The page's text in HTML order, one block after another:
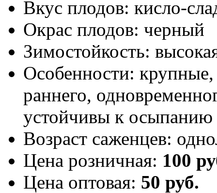
Вкус плодов: кисло-
Окрас плодов: черный
Зимостойкость:
Особенности: крупные,
раннего,
устойчивы к осыпанию
Возраст саженцев:
Цена розничная: 100
Цена оптовая: 50 руб.